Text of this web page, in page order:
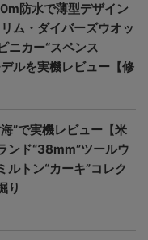
防水で薄型デザイン
リム・ダイバーズウオッ
ニカー“スペンス
ルを実機レビュー【修
”で実機レビュー【米
ンド“38mm”ツールウ
ルトン“カーキ”コレク
り